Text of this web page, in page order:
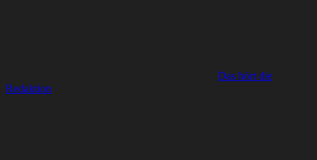
Das hört die
Redaktion